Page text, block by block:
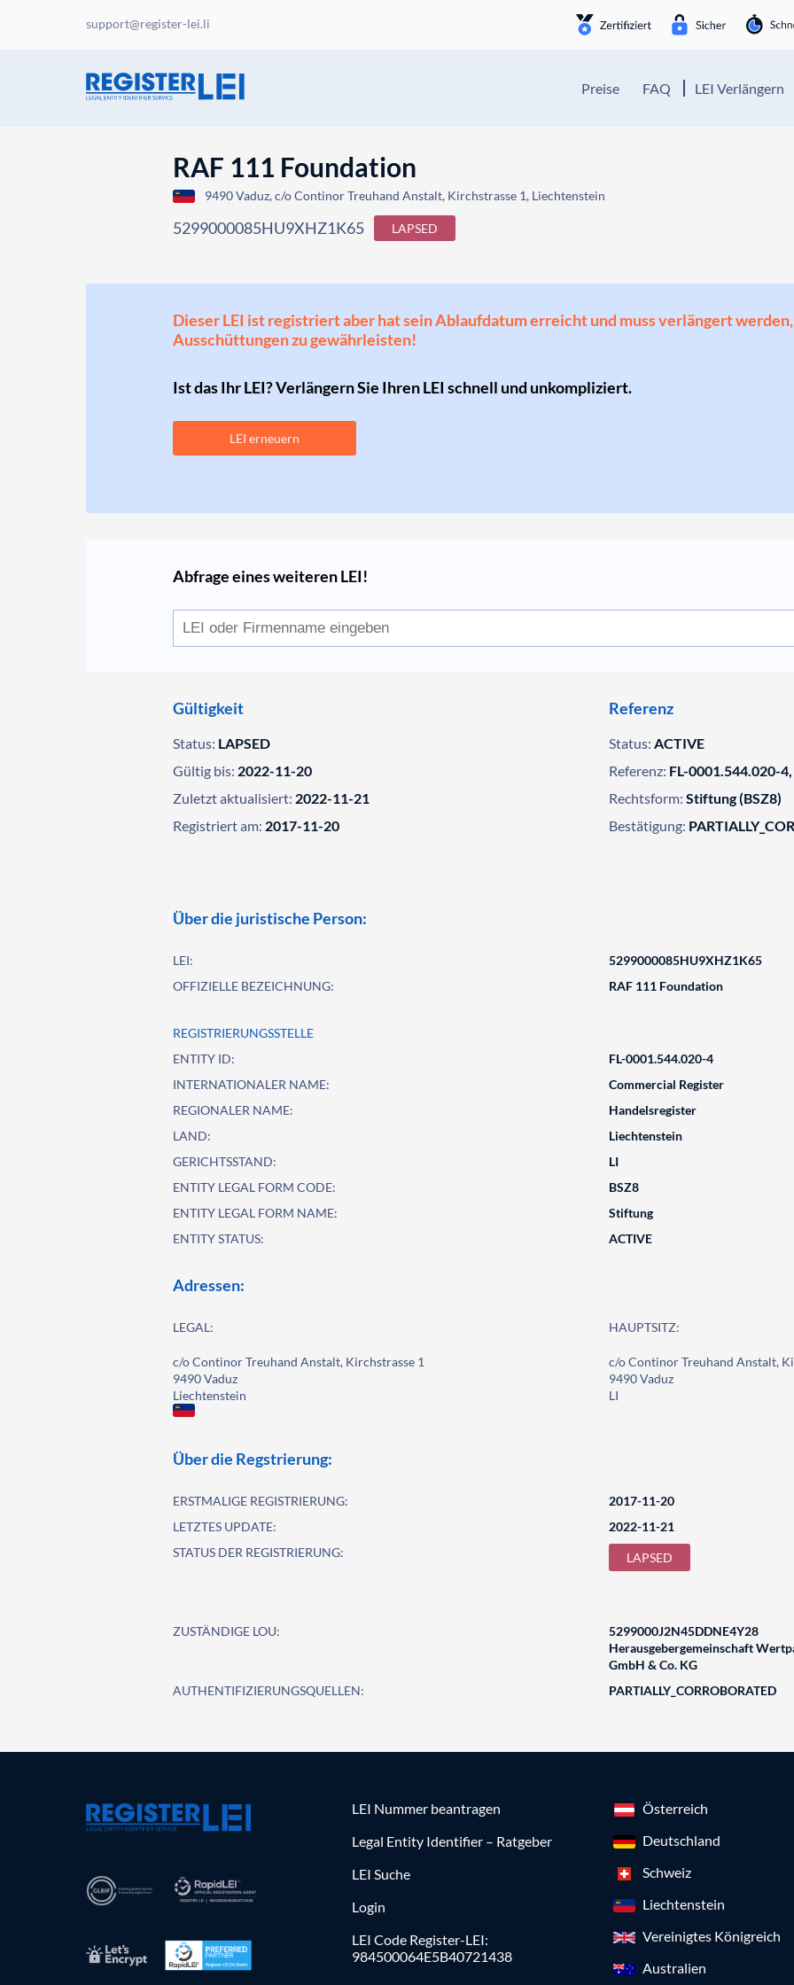
support@register-lei.li
Preise FAQ LEI Verlängern
RAF 111 Foundation
9490 Vaduz, c/o Continor Treuhand Anstalt, Kirchstrasse 1, Liechtenstein
5299000085HU9XHZ1K65 LAPSED
Dieser LEI ist registriert aber hat sein Ablaufdatum erreicht und muss verlängert
Ausschüttungen zu gewährleisten!
Ist das Ihr LEI? Verlängern Sie Ihren LEI schnell und unkompliziert.
LEI erneuern
Abfrage eines weiteren LEI!
Gültigkeit
Status: LAPSED
Gültig bis: 2022-11-20
Zuletzt aktualisiert: 2022-11-21
Registriert am: 2017-11-20
Referenz
Status: ACTIVE
Referenz: FL-0001.544.020-
Rechtsform: Stiftung (BSZ8)
Bestätigung:
Über die juristische Person:
LEI:
5299000085HU9XHZ1K65
OFFIZIELLE BEZEICHNUNG:
RAF 111 Foundation
REGISTRIERUNGSSTELLE
ENTITY ID:
FL-0001.544.020-4
INTERNATIONALER NAME:
Commercial Register
REGIONALER NAME:
Handelsregister
LAND:
Liechtenstein
GERICHTSSTAND:
LI
ENTITY LEGAL FORM CODE:
BSZ8
ENTITY LEGAL FORM NAME:
Stiftung
ENTITY STATUS:
ACTIVE
Adressen:
LEGAL:
c/o Continor Treuhand Anstalt, Kirchstrasse 1
9490 Vaduz
Liechtenstein
HAUPTSITZ:
c/o Continor Treuhand Anstalt,
9490 Vaduz
LI
Über die Regstrierung:
ERSTMALIGE REGISTRIERUNG:
2017-11-20
LETZTES UPDATE:
2022-11-21
STATUS DER REGISTRIERUNG:
LAPSED
ZUSTÄNDIGE LOU:
5299000J2N45DDNE4Y28
Herausgebergemeinschaft
GmbH & Co. KG
AUTHENTIFIZIERUNGSQUELLEN:
PARTIALLY_CORROBORATED
LEI Nummer beantragen
Legal Entity Identifier – Ratgeber
LEI Suche
Login
LEI Code Register-LEI:
984500064E5B40721438
Österreich
Deutschland
Schweiz
Liechtenstein
Vereinigtes Königreich
Australien